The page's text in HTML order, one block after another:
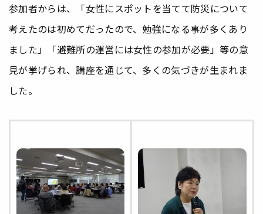
参加者からは、「女性にスポットを当てて防災について
考えたのは初めてだったので、勉強になる事が多くあり
ました」「避難所の運営には女性の参加が必要」等の意
見が挙げられ、講座を通じて、多くの気づきが生まれま
した。